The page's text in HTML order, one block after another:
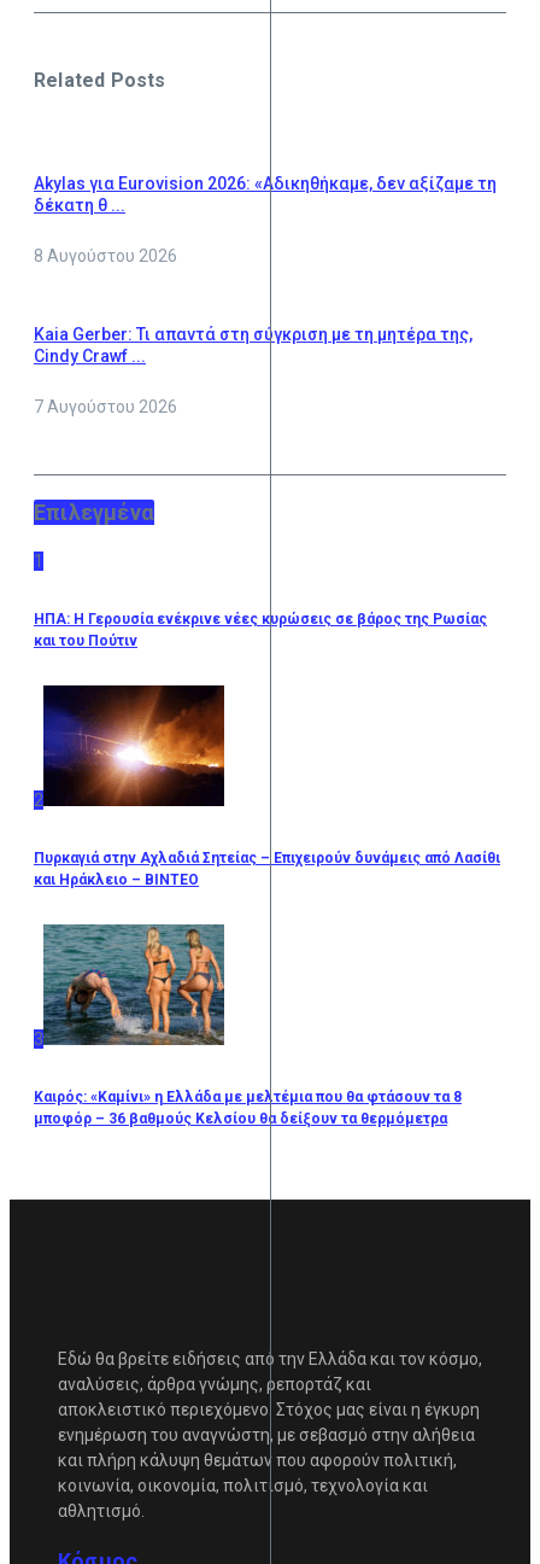
Related Posts
Akylas για Eurovision 2026: «Aδικηθήκαμε, δεν αξίζαμε τη
δέκατη θ ...
8 Αυγούστου 2026
Kaia Gerber: Τι απαντά στη σύγκριση με τη μητέρα της,
Cindy Crawf ...
7 Αυγούστου 2026
Επιλεγμένα
1
ΗΠΑ: Η Γερουσία ενέκρινε νέες κυρώσεις σε βάρος της Ρωσίας
και του Πούτιν
2
Πυρκαγιά στην Αχλαδιά Σητείας – Επιχειρούν δυνάμεις από Λασίθι
και Ηράκλειο – ΒΙΝΤΕΟ
3
Καιρός: «Καμίνι» η Ελλάδα με μελτέμια που θα φτάσουν τα 8
μποφόρ – 36 βαθμούς Κελσίου θα δείξουν τα θερμόμετρα
Εδώ θα βρείτε ειδήσεις από την Ελλάδα και τον κόσμο,
αναλύσεις, άρθρα γνώμης, ρεπορτάζ και
αποκλειστικό περιεχόμενο. Στόχος μας είναι η έγκυρη
ενημέρωση του αναγνώστη, με σεβασμό στην αλήθεια
και πλήρη κάλυψη θεμάτων που αφορούν πολιτική,
κοινωνία, οικονομία, πολιτισμό, τεχνολογία και
αθλητισμό.